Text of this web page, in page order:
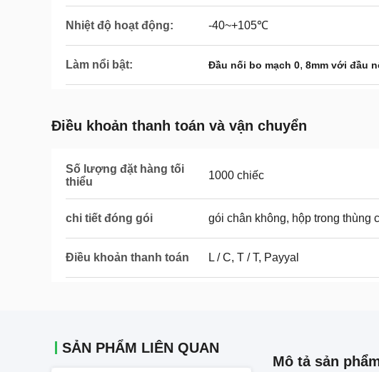
Nhiệt độ hoạt động: -40~+105℃
Làm nổi bật: Đầu nối bo mạch 0, 8mm với đầu
Điều khoản thanh toán và vận chuyển
Số lượng đặt hàng tối
thiểu
1000 chiếc
chi tiết đóng gói gói chân không, hộp trong thùng
Điều khoản thanh toán L / C, T / T, Payyal
SẢN PHẨM LIÊN QUAN
Mô tả sản